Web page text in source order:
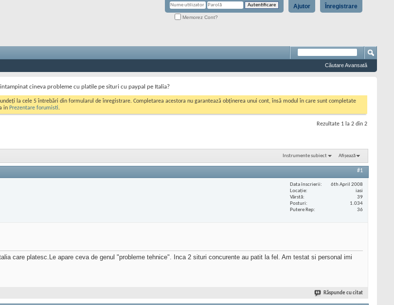
Înregistrare
Ajutor
Memorez Cont?
Căutare Avansată
cineva probleme cu platile pe situri cu paypal pe Italia?
la cele 5 întrebări din formularul de înregistrare. Completarea acestora nu garantează obținerea unui cont, însă modul în care sunt completate
in Prezentare forumisti.
Rezultate 1 la 2 din 2
Instrumente subiect Afișează
#1
Data înscrierii
6th April 2008
Locaţie
iasi
Vârstă
39
Posturi
1.034
Putere Rep
36
care platesc.Le apare ceva de genul "probleme tehnice". Inca 2 situri concurente au patit la fel. Am testat si personal imi
Răspunde cu citat